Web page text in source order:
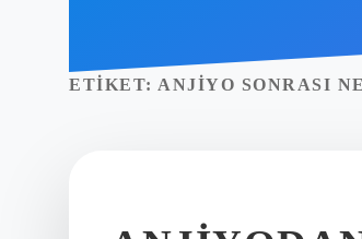
ETIKET: ANJIYO SONRASI